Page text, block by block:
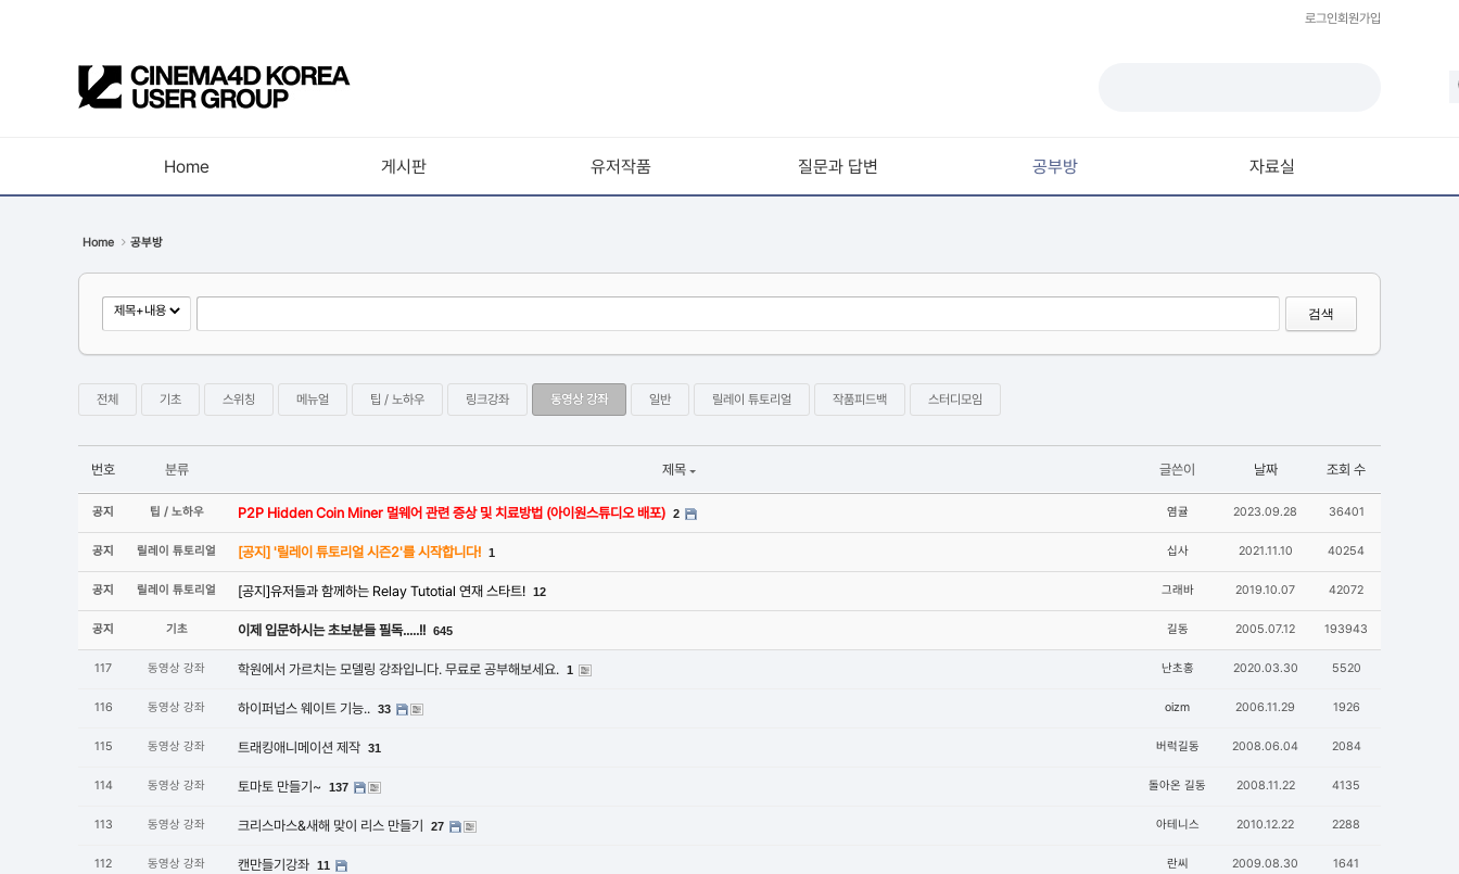
로그인회원가입
Home 게시판
강의소식
자유게시판
구인 / 홍보 / 프로젝트 의뢰
유저그룹방송
유저작품 질문과 답변 공부방 자료실
모션 / 모그라프
라이팅 / 렌더링
기타
Home 공부방
검색
전체 기초 스위칭 메뉴얼 팁 / 노하우 링크강좌 동영상 강좌 일반 릴레이 튜토리얼 작품피드백 스터디모임
번호 분류 제목 글쓴이 날짜 조회 수
공지 팁 / 노하우 P2P Hidden Coin Miner 멀웨어 관련 증상 및 치료방법 (아이원스튜디오 배포) 2 염귤 2023.09.28 36401
공지 릴레이 튜토리얼 [공지] '릴레이 튜토리얼 시즌2'를 시작합니다! 1 십사 2021.11.10 40254
공지 릴레이 튜토리얼 [공지]유저들과 함께하는 Relay Tutotial 연재 스타트! 12 그래바 2019.10.07 42072
공지 기초 이제 입문하시는 초보분들 필독.....!! 645 길동 2005.07.12 193943
117 동영상 강좌 학원에서 가르치는 모델링 강좌입니다. 무료로 공부해보세요. 1 난초홍 2020.03.30 5520
116 동영상 강좌 하이퍼넙스 웨이트 기능.. 33 oizm 2006.11.29 1926
115 동영상 강좌 트래킹애니메이션 제작 31 버럭길동 2008.06.04 2084
114 동영상 강좌 토마토 만들기~ 137 돌아온 길동 2008.11.22 4135
113 동영상 강좌 크리스마스&새해 맞이 리스 만들기 27 아테니스 2010.12.22 2288
112 동영상 강좌 캔만들기강좌 11 란씨 2009.08.30 1641
Sketchbook5, 스케치북5
Sketchbook5, 스케치북5